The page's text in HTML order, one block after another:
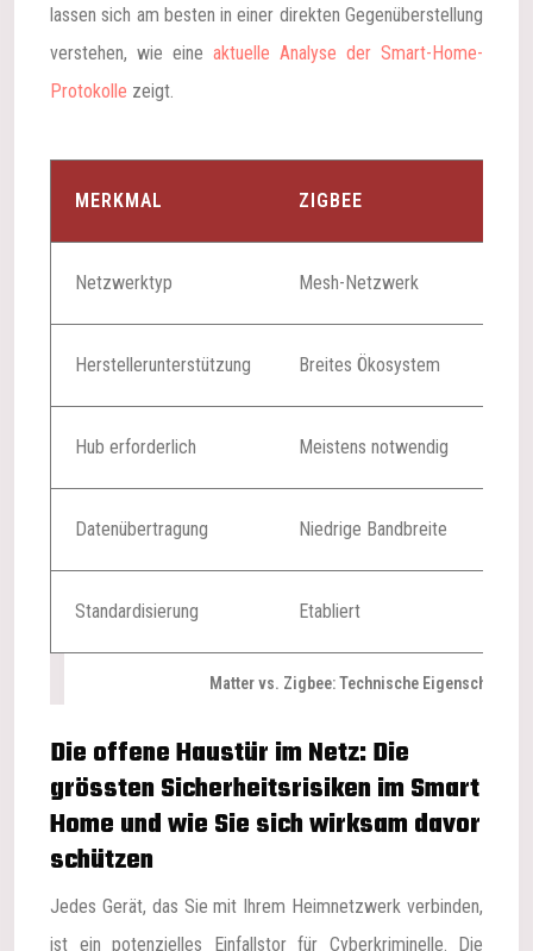
lassen sich am besten in einer direkten Gegenüberstellung
verstehen, wie eine aktuelle Analyse der Smart-Home-
Protokolle zeigt.
Matter vs. Zigbee: Technische Eigenschaften
MERKMAL ZIGBEE
Netzwerktyp Mesh-Netzwerk
Herstellerunterstützung Breites Ökosystem
Hub erforderlich Meistens notwendig
Datenübertragung Niedrige Bandbreite
Standardisierung Etabliert
Die offene Haustür im Netz: Die
grössten Sicherheitsrisiken im Smart
Home und wie Sie sich wirksam davor
schützen
Jedes Gerät, das Sie mit Ihrem Heimnetzwerk verbinden,
ist ein potenzielles Einfallstor für Cyberkriminelle. Die